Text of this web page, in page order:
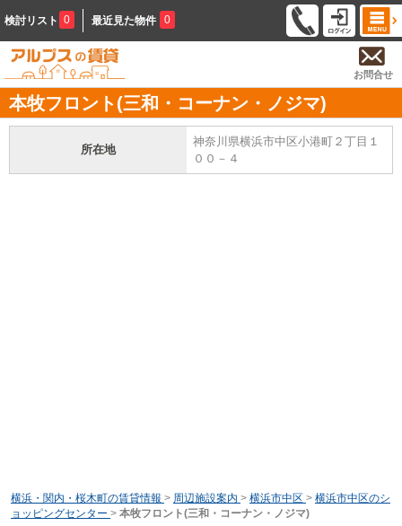
検討リスト 0 最近見た物件 0
お問合せ
本牧フロント(三和・コーナン・ノジマ)
所在地
神奈川県横浜市中区小港町２丁目１
００－４
横浜・関内・桜木町の賃貸情報 > 周辺施設案内 > 横浜市中区 > 横浜市中区のシ
ョッピングセンター > 本牧フロント(三和・コーナン・ノジマ)